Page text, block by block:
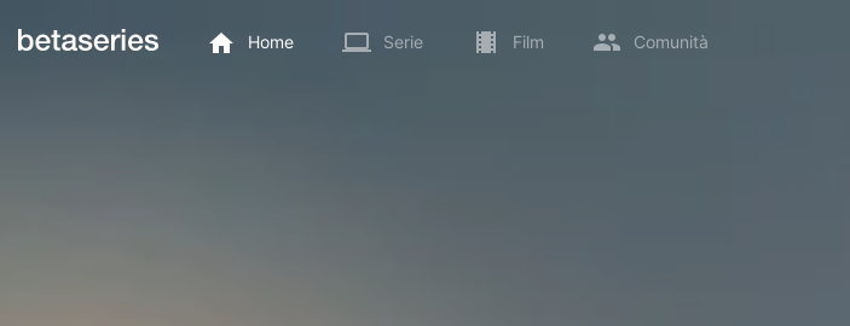
Home Serie Film Comunità